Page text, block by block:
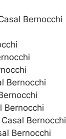
Bernocchi
Bernocchi
Bernocchi
Casal Bernocchi
Bernocchi